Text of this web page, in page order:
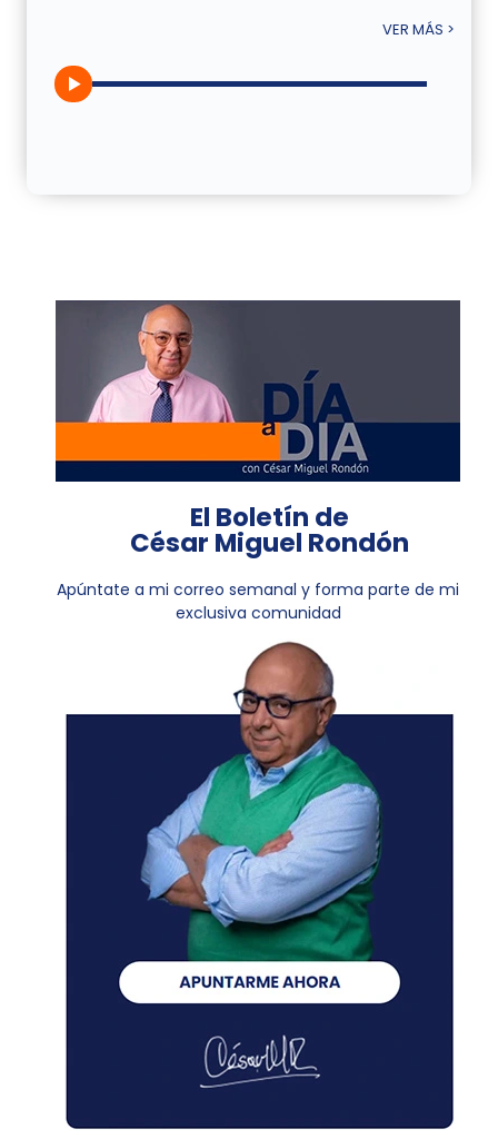
VER MÁS >
El Boletín de
César Miguel Rondón
Apúntate a mi correo semanal y forma parte de mi
exclusiva comunidad